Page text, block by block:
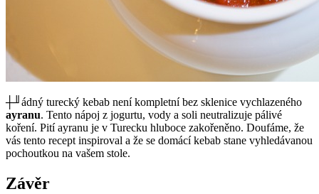
┼╜ádný turecký kebab není kompletní bez sklenice vychlazeného
ayranu. Tento nápoj z jogurtu, vody a soli neutralizuje pálivé
koření. Pití ayranu je v Turecku hluboce zakořeněno. Doufáme, že
vás tento recept inspiroval a že se domácí kebab stane vyhledávanou
pochoutkou na vašem stole.
Závěr